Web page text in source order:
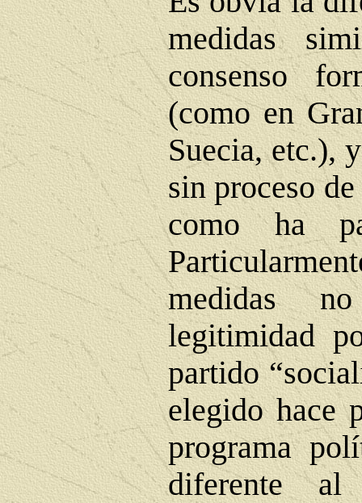
medidas
consenso
(como en
Suecia, etc.),
sin proceso
como ha
medidas
legitimidad
partido
elegido hace
programa
diferente